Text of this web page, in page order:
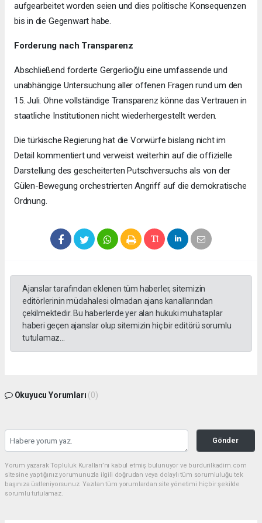
aufgearbeitet worden seien und dies politische Konsequenzen
bis in die Gegenwart habe.
Forderung nach Transparenz
Abschließend forderte Gergerlioğlu eine umfassende und
unabhängige Untersuchung aller offenen Fragen rund um den
15. Juli. Ohne vollständige Transparenz könne das Vertrauen in
staatliche Institutionen nicht wiederhergestellt werden.
Die türkische Regierung hat die Vorwürfe bislang nicht im
Detail kommentiert und verweist weiterhin auf die offizielle
Darstellung des gescheiterten Putschversuchs als von der
Gülen-Bewegung orchestrierten Angriff auf die demokratische
Ordnung.
Ajanslar tarafından eklenen tüm haberler, sitemizin
editörlerinin müdahalesi olmadan ajans kanallarından
çekilmektedir. Bu haberlerde yer alan hukuki muhataplar
haberi geçen ajanslar olup sitemizin hiç bir editörü sorumlu
tutulamaz...
Okuyucu Yorumları (0)
Gönder
Yorum yazarak Topluluk Kuralları’nı kabul etmiş bulunuyor ve burdurilkadim.com
sitesine yaptığınız yorumunuzla ilgili doğrudan veya dolaylı tüm sorumluluğu tek
başınıza üstleniyorsunuz. Yazılan tüm yorumlardan site yönetimi hiçbir şekilde
sorumlu tutulamaz.